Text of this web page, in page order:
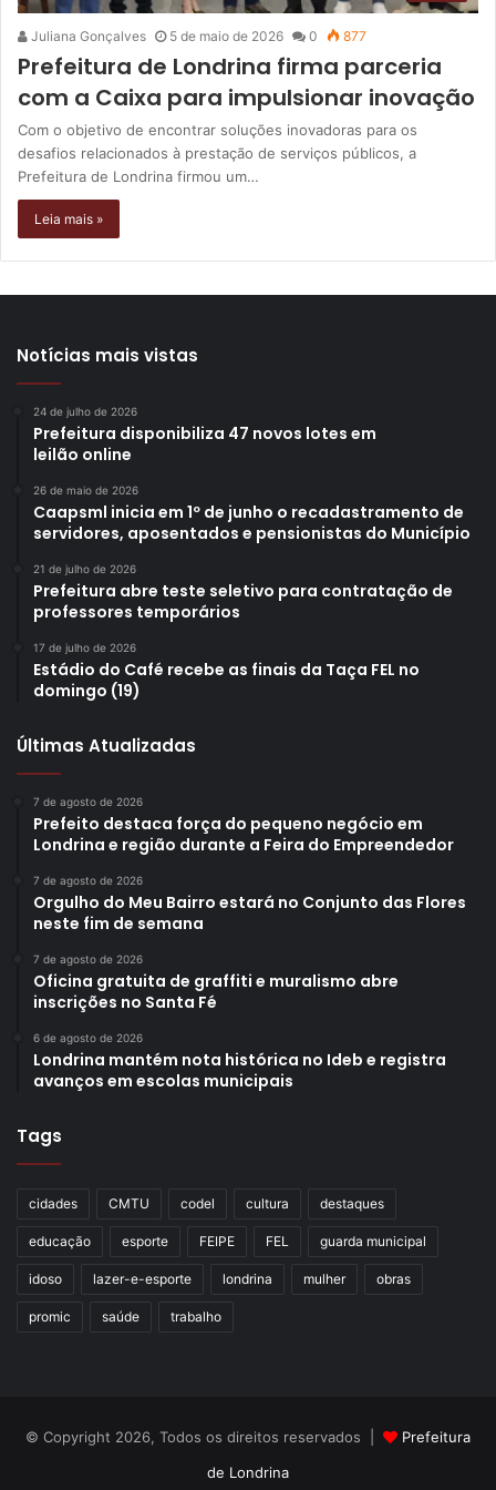
Juliana Gonçalves 5 de maio de 2026 0 877
Prefeitura de Londrina firma parceria
com a Caixa para impulsionar inovação
Com o objetivo de encontrar soluções inovadoras para os
desafios relacionados à prestação de serviços públicos, a
Prefeitura de Londrina firmou um…
Leia mais »
Notícias mais vistas
24 de julho de 2026
Prefeitura disponibiliza 47 novos lotes em
leilão online
26 de maio de 2026
Caapsml inicia em 1º de junho o recadastramento de
servidores, aposentados e pensionistas do Município
21 de julho de 2026
Prefeitura abre teste seletivo para contratação de
professores temporários
17 de julho de 2026
Estádio do Café recebe as finais da Taça FEL no
domingo (19)
Últimas Atualizadas
7 de agosto de 2026
Prefeito destaca força do pequeno negócio em
Londrina e região durante a Feira do Empreendedor
7 de agosto de 2026
Orgulho do Meu Bairro estará no Conjunto das Flores
neste fim de semana
7 de agosto de 2026
Oficina gratuita de graffiti e muralismo abre
inscrições no Santa Fé
6 de agosto de 2026
Londrina mantém nota histórica no Ideb e registra
avanços em escolas municipais
Tags
cidades CMTU codel cultura destaques
educação esporte FEIPE FEL guarda municipal
idoso lazer-e-esporte londrina mulher obras
promic saúde trabalho
© Copyright 2026, Todos os direitos reservados |
Prefeitura
de Londrina